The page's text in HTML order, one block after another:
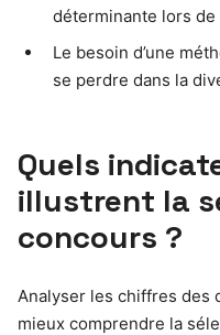
déterminante lors de
Le besoin d’une
se perdre dans la
Quels
illustrent la
concours ?
Analyser les chiffres des
mieux comprendre la